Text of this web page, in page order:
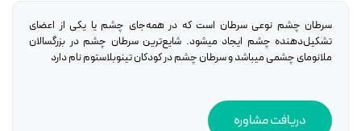
سرطان چشم نوعی سرطان است که در همه‌جای چشم یا یکی از اعضای
تشکیل‌دهنده چشم ایجاد میشود. شایع‌ترین سرطان چشم در بزرگسالان
ملانومای چشمی میباشد و سرطان چشم در کودکان تینوبلاستوم نام دارد
دریافت مشاوره